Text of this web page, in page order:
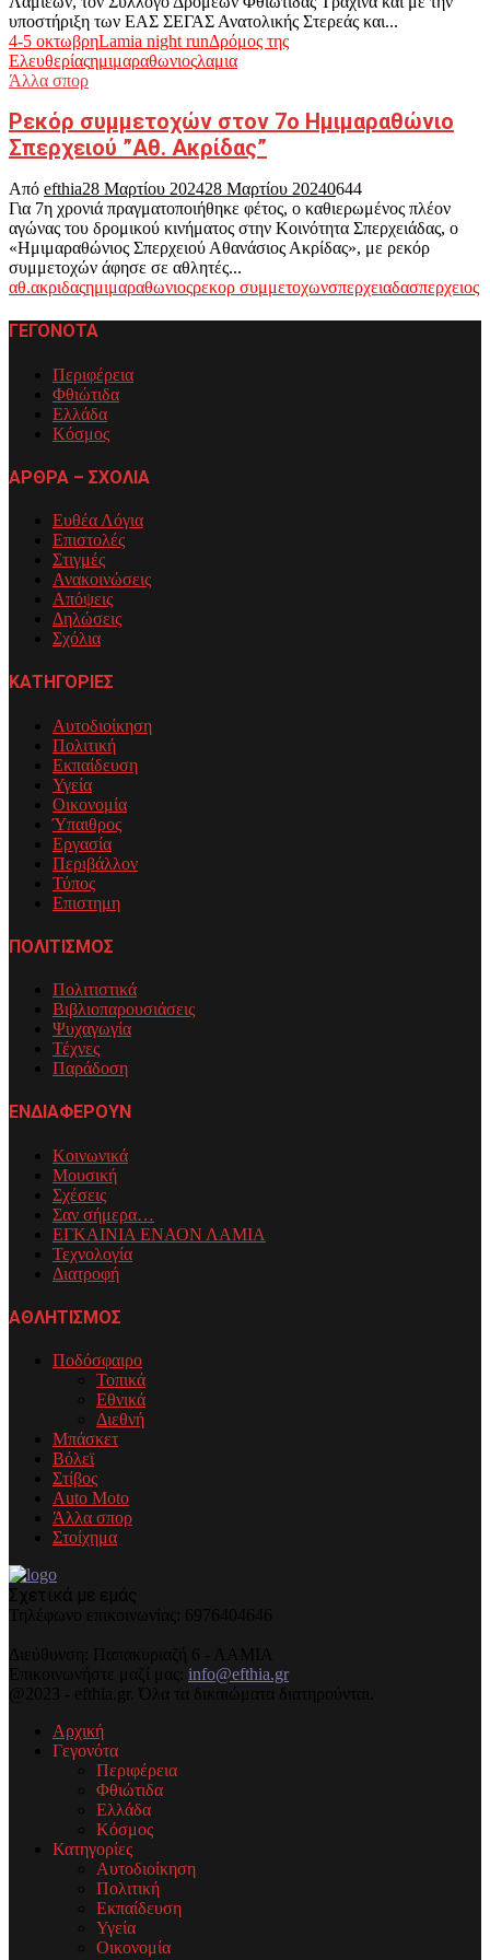
υποστήριξη των ΕΑΣ ΣΕΓΑΣ Ανατολικής Στερεάς και...
4-5 οκτωβρηLamia night runΔρόμος της
Ελευθερίαςημιμαραθωνιοςλαμια
Άλλα σπορ
Ρεκόρ συμμετοχών στον 7ο Ημιμαραθώνιο
Σπερχειού ”Αθ. Ακρίδας”
Από efthia28 Μαρτίου 202428 Μαρτίου 20240644
Για 7η χρονιά πραγματοποιήθηκε φέτος, ο καθιερωμένος πλέον
αγώνας του δρομικού κινήματος στην Κοινότητα Σπερχειάδας, ο
«Ημιμαραθώνιος Σπερχειού Αθανάσιος Ακρίδας», με ρεκόρ
συμμετοχών άφησε σε αθλητές...
αθ.ακριδαςημιμαραθωνιοςρεκορ συμμετοχωνσπερχειαδασπερχειος
ΓΕΓΟΝΟΤΑ
Περιφέρεια
Φθιώτιδα
Ελλάδα
Κόσμος
ΑΡΘΡΑ – ΣΧΟΛΙΑ
Ευθέα Λόγια
Επιστολές
Στιγμές
Ανακοινώσεις
Απόψεις
Δηλώσεις
Σχόλια
ΚΑΤΗΓΟΡΙΕΣ
Αυτοδιοίκηση
Πολιτική
Εκπαίδευση
Υγεία
Οικονομία
Ύπαιθρος
Εργασία
Περιβάλλον
Τύπος
Επιστημη
ΠΟΛΙΤΙΣΜΟΣ
Πολιτιστικά
Βιβλιοπαρουσιάσεις
Ψυχαγωγία
Τέχνες
Παράδοση
ΕΝΔΙΑΦΕΡΟΥΝ
Κοινωνικά
Μουσική
Σχέσεις
Σαν σήμερα…
ΕΓΚΑΙΝΙΑ ΕΝΑΟΝ ΛΑΜΙΑ
Τεχνολογία
Διατροφή
ΑΘΛΗΤΙΣΜΟΣ
Ποδόσφαιρο
Τοπικά
Εθνικά
Διεθνή
Μπάσκετ
Βόλεϊ
Στίβος
Auto Moto
Άλλα σπορ
Στοίχημα
Σχετικά με εμάς
Τηλέφωνo επικοινωνίας: 6976404646
Διεύθυνση: Παπακυριαζή 6 - ΛΑΜΙΑ
Επικοινωνήστε μαζί μας: info@efthia.gr
@2023 - efthia.gr. Όλα τα δικαιώματα διατηρούνται.
Αρχική
Γεγονότα
Περιφέρεια
Φθιώτιδα
Ελλάδα
Κόσμος
Κατηγορίες
Αυτοδιοίκηση
Πολιτική
Εκπαίδευση
Υγεία
Οικονομία